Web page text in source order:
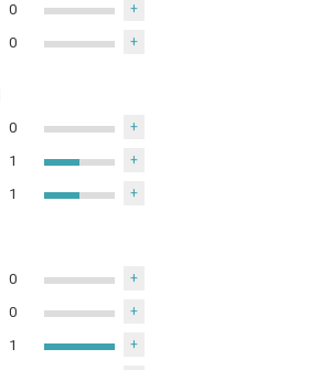
0 +
0 +
0 +
1 +
1 +
0 +
0 +
1 +